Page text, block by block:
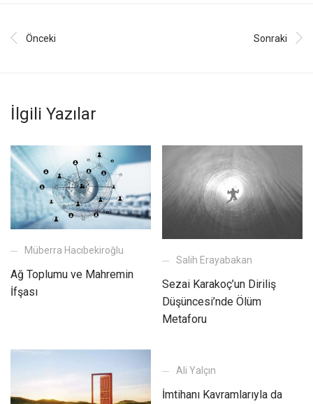
Önceki Sonraki
İlgili Yazılar
Müberra Hacıbekiroğlu
Ağ Toplumu ve Mahremin
İfşası
Salih Erayabakan
Sezai Karakoç’un Diriliş
Düşüncesi’nde Ölüm
Metaforu
Ali Yalçın
İmtihanı Kavramlarıyla da